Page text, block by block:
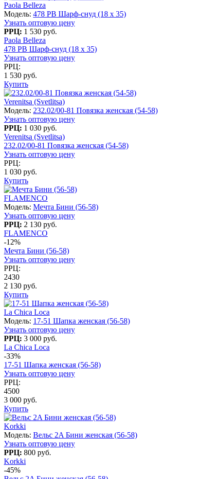
Paola Belleza
Модель: 478 PB Шарф-снуд (18 x 35)
Узнать оптовую цену
РРЦ: 1 530 руб.
Paola Belleza
478 PB Шарф-снуд (18 x 35)
Узнать оптовую цену
РРЦ:
1 530 руб.
Купить
Verenitsa (Svetlitsa)
Модель: 232.02/00-81 Повязка женская (54-58)
Узнать оптовую цену
РРЦ: 1 030 руб.
Verenitsa (Svetlitsa)
232.02/00-81 Повязка женская (54-58)
Узнать оптовую цену
РРЦ:
1 030 руб.
Купить
FLAMENCO
Модель: Мечта Бини (56-58)
Узнать оптовую цену
РРЦ: 2 130 руб.
FLAMENCO
-12%
Мечта Бини (56-58)
Узнать оптовую цену
РРЦ:
2430
2 130 руб.
Купить
La Chica Loca
Модель: 17-51 Шапка женская (56-58)
Узнать оптовую цену
РРЦ: 3 000 руб.
La Chica Loca
-33%
17-51 Шапка женская (56-58)
Узнать оптовую цену
РРЦ:
4500
3 000 руб.
Купить
Korkki
Модель: Вельс 2A Бини женская (56-58)
Узнать оптовую цену
РРЦ: 800 руб.
Korkki
-45%